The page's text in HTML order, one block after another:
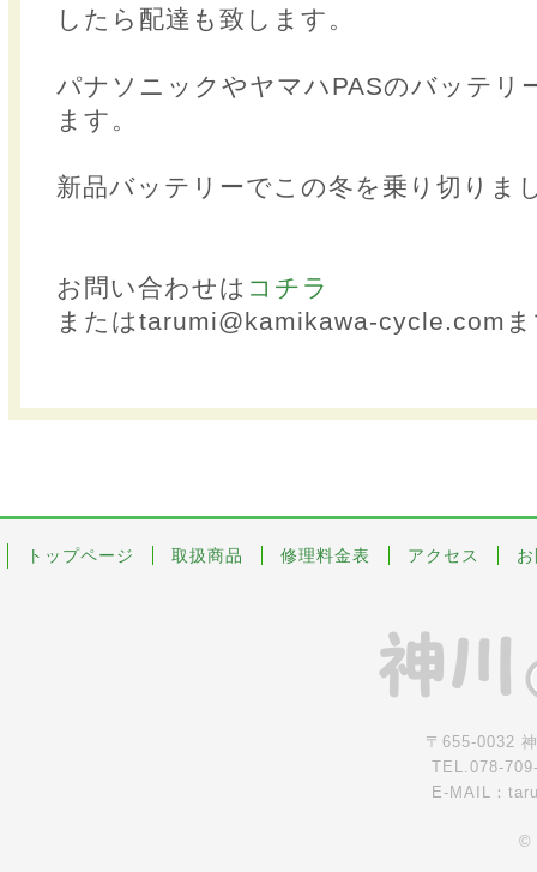
したら配達も致します。
パナソニックやヤマハPASのバッテリ
ます。
新品バッテリーでこの冬を乗り切りま
お問い合わせは コチラ
またはtarumi@kamikawa-cycle.com
トップページ 取扱商品 修理料金表 アクセス
〒655-0032
TEL.078-
E-MAIL：
©